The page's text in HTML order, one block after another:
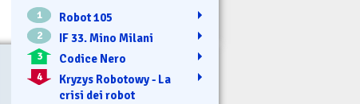
1 Robot 105
2 IF 33. Mino Milani
3 Codice Nero
4
Kryzys Robotowy - La
crisi dei robot